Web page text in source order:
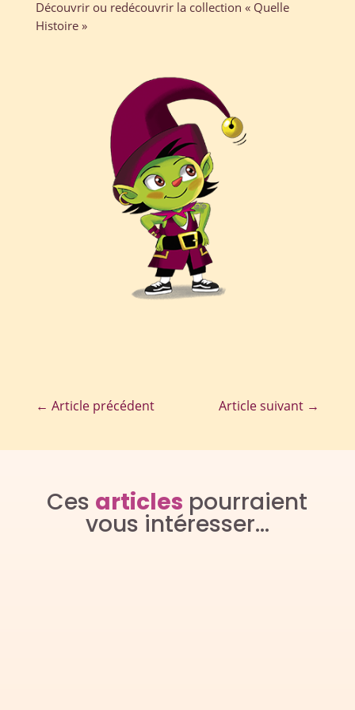
Découvrir ou redécouvrir la collection « Quelle
Histoire »
← Article précédent Article suivant →
Ces articles pourraient
vous intéresser…